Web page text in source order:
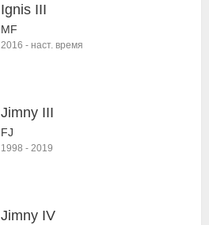
Ignis III
MF
2016 - наст. время
Jimny III
FJ
1998 - 2019
Jimny IV